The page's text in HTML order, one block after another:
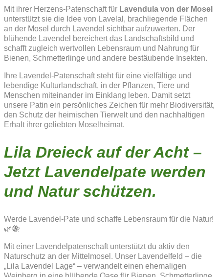
Mit ihrer Herzens-Patenschaft für Lavendula von der Mosel
unterstützt sie die Idee von Lavelal, brachliegende Flächen
an der Mosel durch Lavendel sichtbar aufzuwerten. Der
blühende Lavendel bereichert das Landschaftsbild und
schafft zugleich wertvollen Lebensraum und Nahrung für
Bienen, Schmetterlinge und andere bestäubende Insekten.
Ihre Lavendel-Patenschaft steht für eine vielfältige und
lebendige Kulturlandschaft, in der Pflanzen, Tiere und
Menschen miteinander im Einklang leben. Damit setzt
unsere Patin ein persönliches Zeichen für mehr Biodiversität,
den Schutz der heimischen Tierwelt und den nachhaltigen
Erhalt ihrer geliebten Moselheimat.
Lila Dreieck auf der Acht –
Jetzt Lavendelpate werden
und Natur schützen.
Werde Lavendel-Pate und schaffe Lebensraum für die Natur!
🌿🐝
Mit einer Lavendelpatenschaft unterstützt du aktiv den
Naturschutz an der Mittelmosel. Unser Lavendelfeld – die
„Lila Lavendel Lage“ – verwandelt einen ehemaligen